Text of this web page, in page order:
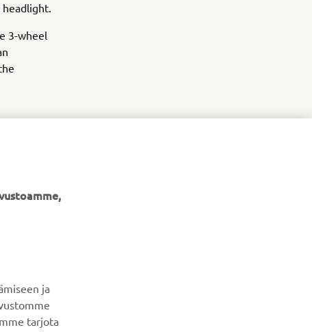
headlight.
3-wheel
erikoistapahtumista, uusista julkaisuista ja paljon muuta...
ja
tarjota